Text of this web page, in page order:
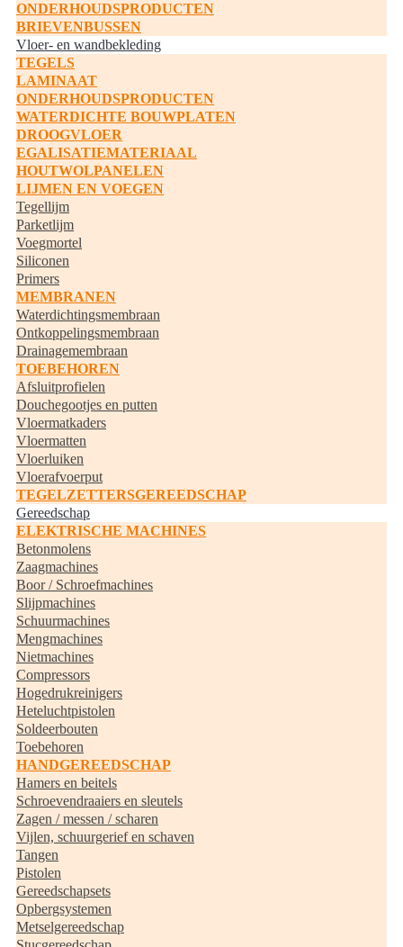
ONDERHOUDSPRODUCTEN
BRIEVENBUSSEN
Vloer- en wandbekleding
TEGELS
LAMINAAT
ONDERHOUDSPRODUCTEN
WATERDICHTE BOUWPLATEN
DROOGVLOER
EGALISATIEMATERIAAL
HOUTWOLPANELEN
LIJMEN EN VOEGEN
Tegellijm
Parketlijm
Voegmortel
Siliconen
Primers
MEMBRANEN
Waterdichtingsmembraan
Ontkoppelingsmembraan
Drainagemembraan
TOEBEHOREN
Afsluitprofielen
Douchegootjes en putten
Vloermatkaders
Vloermatten
Vloerluiken
Vloerafvoerput
TEGELZETTERSGEREEDSCHAP
Gereedschap
ELEKTRISCHE MACHINES
Betonmolens
Zaagmachines
Boor / Schroefmachines
Slijpmachines
Schuurmachines
Mengmachines
Nietmachines
Compressors
Hogedrukreinigers
Heteluchtpistolen
Soldeerbouten
Toebehoren
HANDGEREEDSCHAP
Hamers en beitels
Schroevendraaiers en sleutels
Zagen / messen / scharen
Vijlen, schuurgerief en schaven
Tangen
Pistolen
Gereedschapsets
Opbergsystemen
Metselgereedschap